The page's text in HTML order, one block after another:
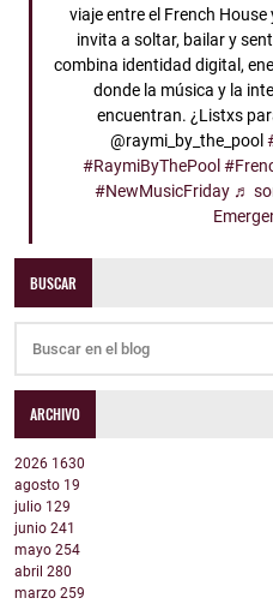
viaje entre el French House
invita a soltar, bailar y
combina identidad digital,
donde la música y la
encuentran. ¿Listxs
@raymi_by_the_pool
#RaymiByThePool
#NewMusicFriday ♬
BUSCAR
ARCHIVO
2026 1630
agosto 19
julio 129
junio 241
mayo 254
abril 280
marzo 259